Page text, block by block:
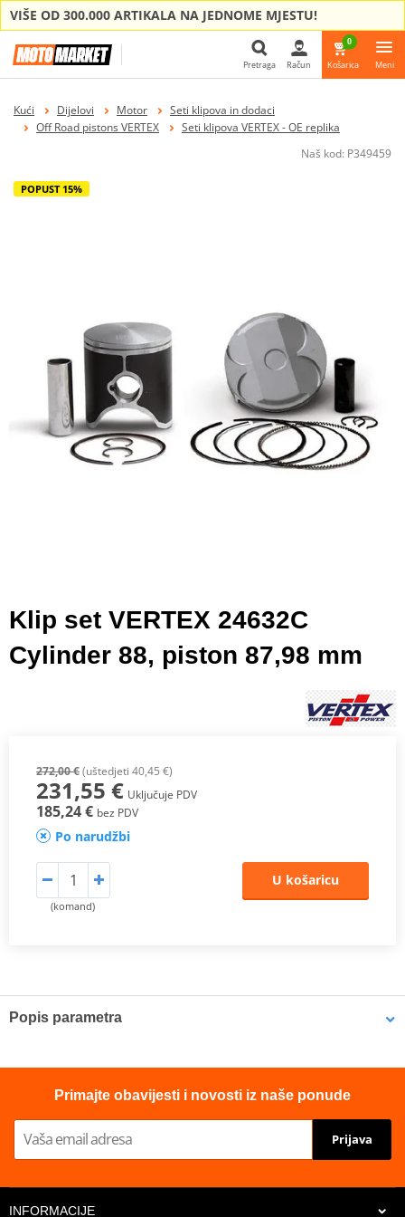
VIŠE OD 300.000 ARTIKALA NA JEDNOME MJESTU!
Pretraga Račun
0
Košarica Meni
Kući Dijelovi Motor
Seti klipova in dodaci
Off Road pistons VERTEX
Seti klipova VERTEX - OE replika
Naš kod: P349459
POPUST 15%
Klip set VERTEX 24632C
Cylinder 88, piston 87,98 mm
272,00 €(uštedjeti 40,45 €)
231,55 € Uključuje PDV
185,24 € bez PDV
Po narudžbi
(komand)
U košaricu
Popis parametra
Piston diameter
Primajte obavijesti i novosti iz naše ponude
Prijava
INFORMACIJE